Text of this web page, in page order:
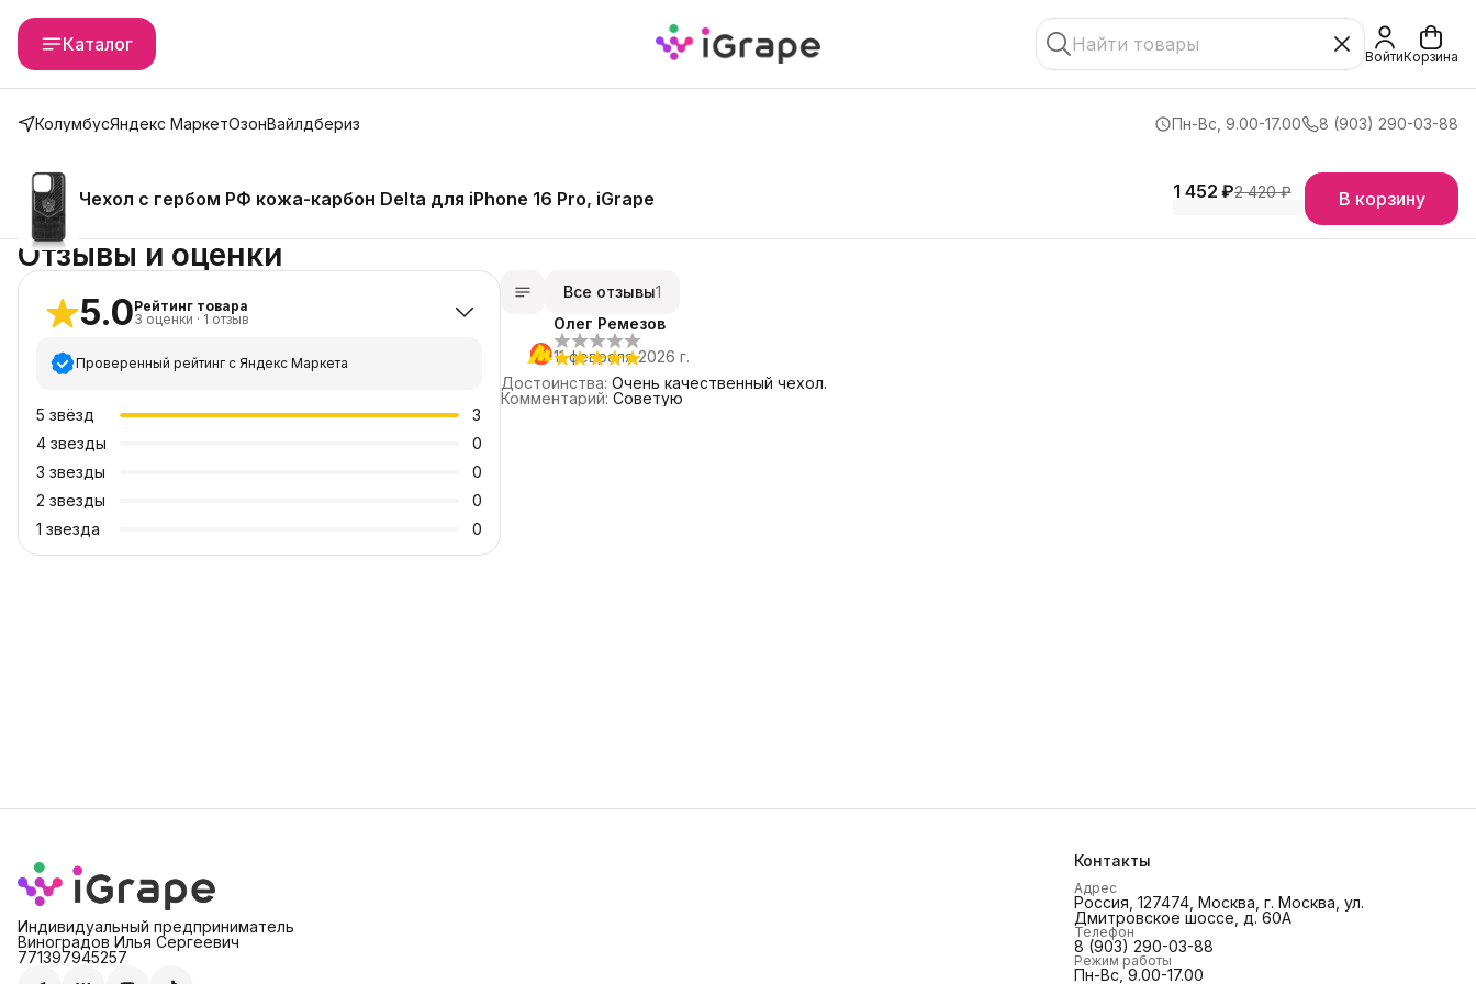
Каталог
ВойтиКорзина
КолумбусЯндекс МаркетОзонВайлдбериз Пн-Вс, 9.00-17.00 8 (903) 290-03-88
Чехол с гербом РФ кожа-карбон Delta для iPhone 16 Pro, iGrape 1 452 ₽2 420 ₽ В корзину
Отзывы и оценки
5.0Рейтинг товара
3 оценки · 1 отзыв
Проверенный рейтинг с Яндекс Маркета
5 звёзд
3
4 звезды
0
3 звезды
0
2 звезды
0
1 звезда 0
Все отзывы1
Олег Ремезов
11 февраля 2026 г.
Достоинства: Очень качественный чехол.
Комментарий: Советую
Индивидуальный предприниматель
Виноградов Илья Сергеевич
771397945257
Контакты
Адрес
Россия, 127474, Москва, г. Москва, ул.
Дмитровское шоссе, д. 60А
Телефон
8 (903) 290-03-88
Режим работы
Пн-Вс, 9.00-17.00